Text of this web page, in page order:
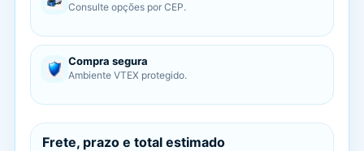
Consulte opções por CEP.
Compra segura
Ambiente VTEX protegido.
Frete, prazo e total estimado